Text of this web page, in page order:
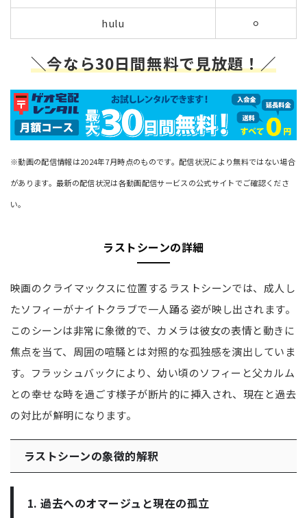
hulu ⚪︎
＼今なら30日間無料で見放題！／
※動画の配信情報は2024年7月時点のものです。配信状況により無料ではない場合
があります。最新の配信状況は各動画配信サービスの公式サイトでご確認くださ
い。
ラストシーンの詳細
映画のクライマックスに位置するラストシーンでは、成人し
たソフィーがナイトクラブで一人踊る姿が映し出されます。
このシーンは非常に象徴的で、カメラは彼女の表情と動きに
焦点を当て、周囲の喧騒とは対照的な孤独感を演出していま
す。フラッシュバックにより、幼い頃のソフィーと父カルム
との幸せな時を過ごす様子が断片的に挿入され、現在と過去
の対比が鮮明になります。
ラストシーンの象徴的解釈
1. 過去へのオマージュと現在の孤立